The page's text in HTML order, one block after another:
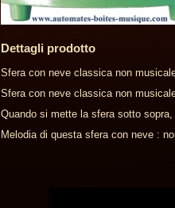
Dettagli prodotto
Sfera con neve classica non
Sfera con neve classica non
Quando si mette la sfera sotto
Melodia di questa sfera con neve :